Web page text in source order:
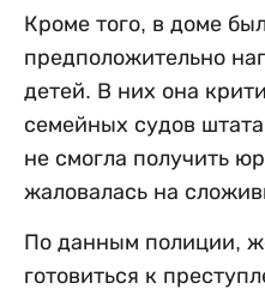
Кроме того, в доме
предположительно
детей. В них она
семейных судов
не смогла получить
жаловалась на
По данным полиции,
готовиться к